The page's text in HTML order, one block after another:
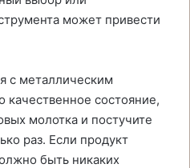
может привести
с металлическим
качественное состояние,
молотка и постучите
раз. Если продукт
быть никаких